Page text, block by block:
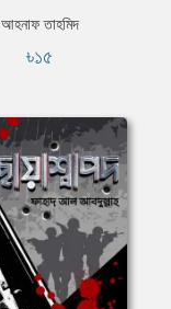
আহনাফ তাহমিদ
৳১৫